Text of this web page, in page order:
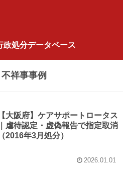
政処分データベース
祥事事例
【大阪府】ケアサポートロータス
｜虐待認定・虚偽報告で指定取消
（2016年3月処分）
2026.01.01